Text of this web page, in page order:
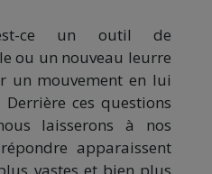
ce un outil de
ou un nouveau leurre
un mouvement en lui
ces questions
laisserons à nos
apparaissent
vastes et bien plus